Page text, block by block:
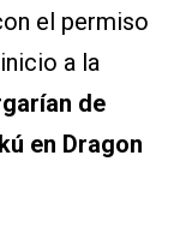
el permiso
a la
de
en Dragon